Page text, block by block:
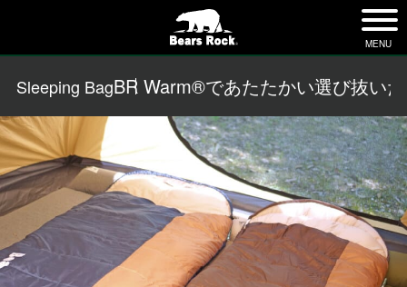
MENU
Sleeping BagBR Warm®であたたかい選び抜い